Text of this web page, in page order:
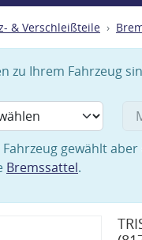
& Verschleißteile
zu Ihrem Fahrzeug
gewählt
Bremssattel.